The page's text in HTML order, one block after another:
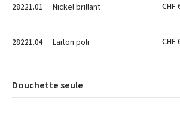
28221.01 Nickel brillant CHF
28221.04 Laiton poli CHF
Douchette seule